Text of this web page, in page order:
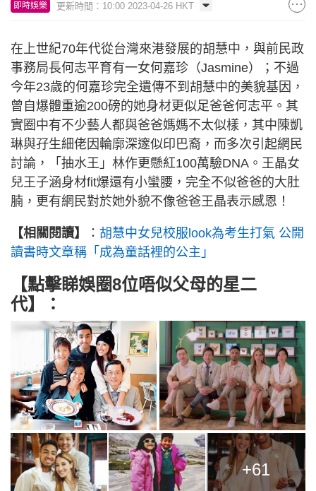
即時娛樂 更新時間：10:00 2023-04-26 HKT
在上世紀70年代從台灣來港發展的胡慧中，與前民政
事務局長何志平育有一女何嘉珍（Jasmine）；不過
今年23歲的何嘉珍完全遺傳不到胡慧中的美貌基因，
曾自爆體重逾200磅的她身材更似足爸爸何志平。其
實圈中有不少藝人都與爸爸媽媽不太似樣，其中陳凱
琳與孖生細佬因輪廓深邃似印巴裔，而多次引起網民
討論，「抽水王」林作更懸紅100萬驗DNA。王晶女
兒王子涵身材fit爆還有小蠻腰，完全不似爸爸的大肚
腩，更有網民對於她外貌不像爸爸王晶表示感恩！
【相關閱讀】 ： 胡慧中女兒校服look為考生打氣 公開
讀書時文章稱「成為童話裡的公主」
【點擊睇娛圈8位唔似父母的星二
代】：
+61